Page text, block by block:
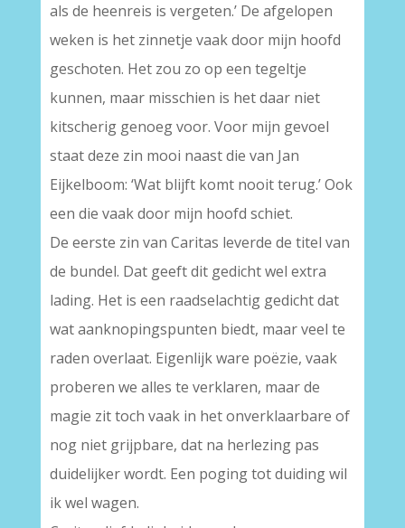
als de heenreis is vergeten.’ De afgelopen
weken is het zinnetje vaak door mijn hoofd
geschoten. Het zou zo op een tegeltje
kunnen, maar misschien is het daar niet
kitscherig genoeg voor. Voor mijn gevoel
staat deze zin mooi naast die van Jan
Eijkelboom: ‘Wat blijft komt nooit terug.’ Ook
een die vaak door mijn hoofd schiet.
De eerste zin van Caritas leverde de titel van
de bundel. Dat geeft dit gedicht wel extra
lading. Het is een raadselachtig gedicht dat
wat aanknopingspunten biedt, maar veel te
raden overlaat. Eigenlijk ware poëzie, vaak
proberen we alles te verklaren, maar de
magie zit toch vaak in het onverklaarbare of
nog niet grijpbare, dat na herlezing pas
duidelijker wordt. Een poging tot duiding wil
ik wel wagen.